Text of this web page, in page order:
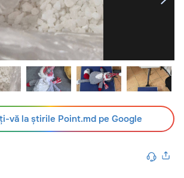
vă la știrile Point.md pe Google